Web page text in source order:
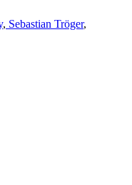
, Sebastian Tröger,